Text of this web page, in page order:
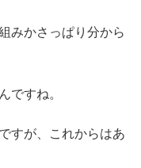
みかさっぱり分から
ですね。
すが、これからはあ